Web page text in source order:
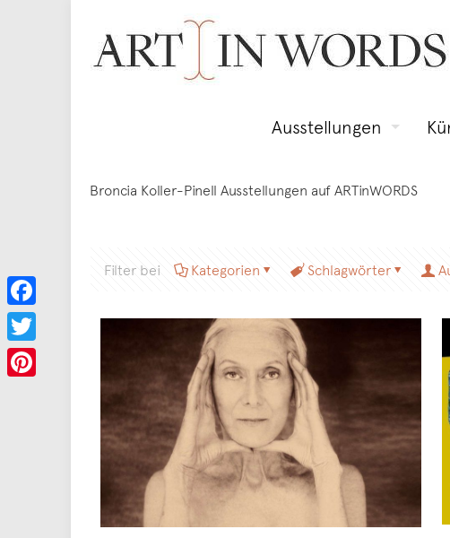
Ausstellungen
Broncia Koller-Pinell Ausstellungen auf ARTinWORDS
Filter bei Kategorien Schlagwörter
Facebook
Twitter